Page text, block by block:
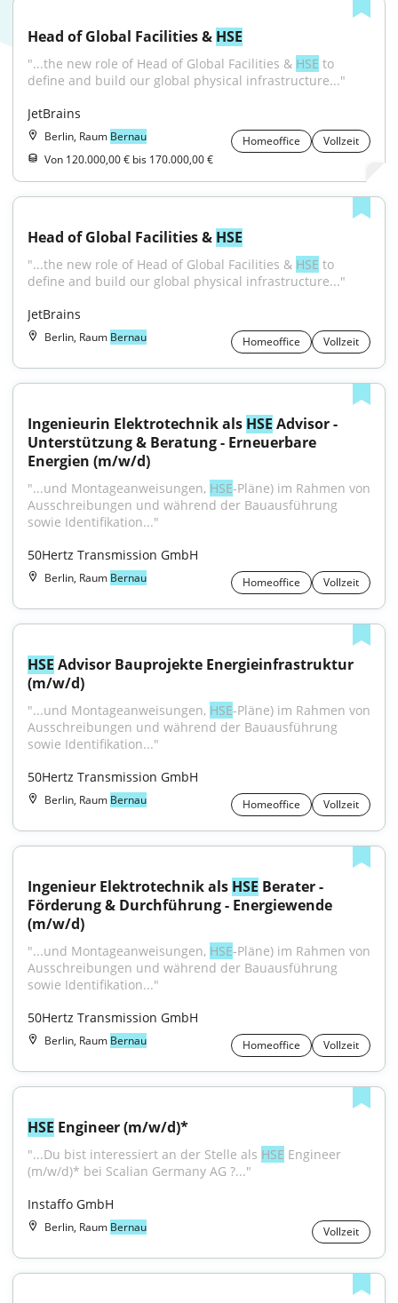
Head of Global Facilities & HSE
"...the new role of Head of Global Facilities & HSE to
define and build our global physical infrastructure..."
JetBrains
Berlin, Raum Bernau Homeoffice
Vollzeit
Von 120.000,00 € bis 170.000,00 €
Head of Global Facilities & HSE
"...the new role of Head of Global Facilities & HSE to
define and build our global physical infrastructure..."
JetBrains
Berlin, Raum Bernau Homeoffice Vollzeit
Ingenieurin Elektrotechnik als HSE Advisor -
Unterstützung & Beratung - Erneuerbare
Energien (m/w/d)
"...und Montageanweisungen, HSE-Pläne) im Rahmen von
Ausschreibungen und während der Bauausführung
sowie Identifikation..."
50Hertz Transmission GmbH
Berlin, Raum Bernau Homeoffice Vollzeit
HSE Advisor Bauprojekte Energieinfrastruktur
(m/w/d)
"...und Montageanweisungen, HSE-Pläne) im Rahmen von
Ausschreibungen und während der Bauausführung
sowie Identifikation..."
50Hertz Transmission GmbH
Berlin, Raum Bernau Homeoffice Vollzeit
Ingenieur Elektrotechnik als HSE Berater -
Förderung & Durchführung - Energiewende
(m/w/d)
"...und Montageanweisungen, HSE-Pläne) im Rahmen von
Ausschreibungen und während der Bauausführung
sowie Identifikation..."
50Hertz Transmission GmbH
Berlin, Raum Bernau Homeoffice Vollzeit
HSE Engineer (m/w/d)*
"...Du bist interessiert an der Stelle als HSE Engineer
(m/w/d)* bei Scalian Germany AG ?..."
Instaffo GmbH
Berlin, Raum Bernau Vollzeit